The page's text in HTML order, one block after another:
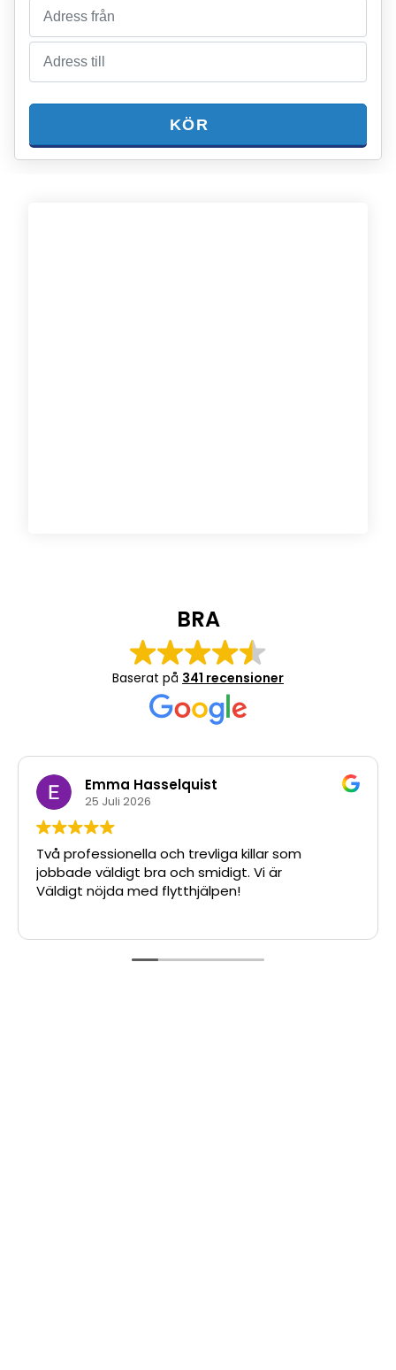
KÖR
BRA
Baserat på 341 recensioner
Emma Hasselquist
25 Juli 2026
Två professionella och trevliga killar som
jobbade väldigt bra och smidigt. Vi är
Väldigt nöjda med flytthjälpen!